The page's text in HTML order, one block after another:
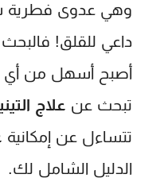
وهي عدوى فطرية
داعي للقلق!
أصبح أسهل من
تبحث عن علاج
تتساءل عن إمكانية
الدليل الشامل لك.